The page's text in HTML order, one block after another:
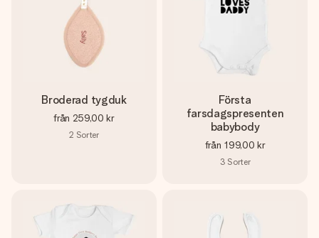
Broderad tygduk
från 259,00 kr
2 Sorter
Första
farsdagspresenten
babybody
från 199,00 kr
3 Sorter